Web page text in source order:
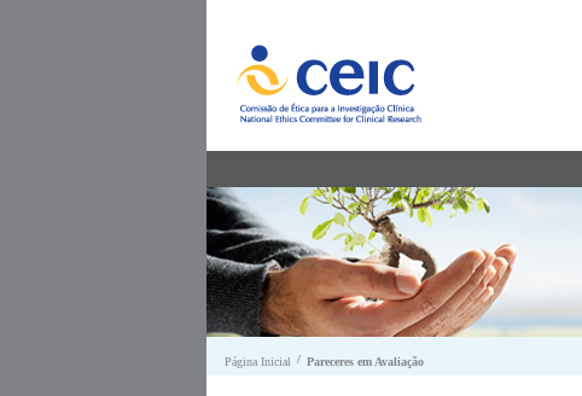
Página Inicial / Pareceres em Avaliação